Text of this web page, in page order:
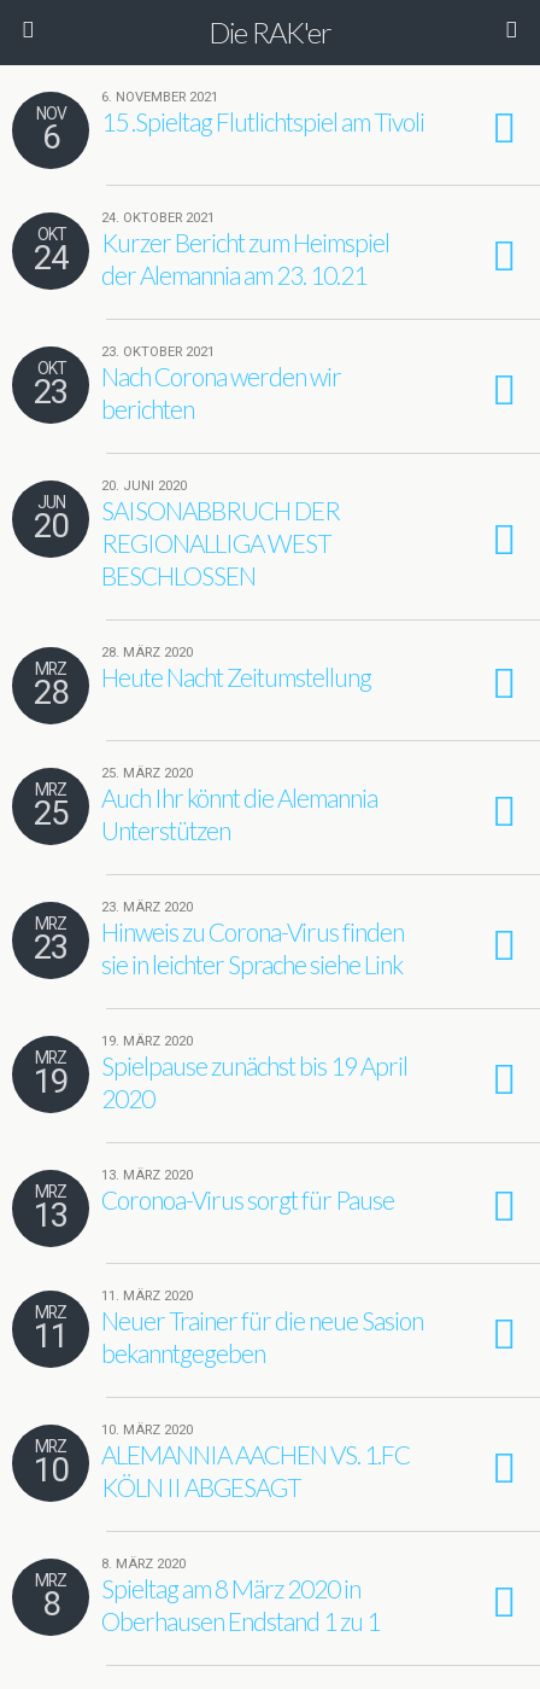
Die RAK'er
NOV
6
6. NOVEMBER 2021
15 .Spieltag Flutlichtspiel am Tivoli
OKT
24
24. OKTOBER 2021
Kurzer Bericht zum Heimspiel
der Alemannia am 23. 10.21
OKT
23
23. OKTOBER 2021
Nach Corona werden wir
berichten
JUN
20
20. JUNI 2020
SAISONABBRUCH DER
REGIONALLIGA WEST
BESCHLOSSEN
MRZ
28
28. MÄRZ 2020
Heute Nacht Zeitumstellung
MRZ
25
25. MÄRZ 2020
Auch Ihr könnt die Alemannia
Unterstützen
MRZ
23
23. MÄRZ 2020
Hinweis zu Corona-Virus finden
sie in leichter Sprache siehe Link
MRZ
19
19. MÄRZ 2020
Spielpause zunächst bis 19 April
2020
MRZ
13
13. MÄRZ 2020
Coronoa-Virus sorgt für Pause
MRZ
11
11. MÄRZ 2020
Neuer Trainer für die neue Sasion
bekanntgegeben
MRZ
10
10. MÄRZ 2020
ALEMANNIA AACHEN VS. 1.FC
KÖLN II ABGESAGT
MRZ
8
8. MÄRZ 2020
Spieltag am 8 März 2020 in
Oberhausen Endstand 1 zu 1